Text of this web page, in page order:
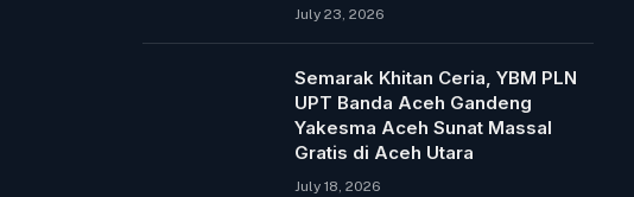
July 23, 2026
Semarak Khitan Ceria, YBM PLN
UPT Banda Aceh Gandeng
Yakesma Aceh Sunat Massal
Gratis di Aceh Utara
July 18, 2026